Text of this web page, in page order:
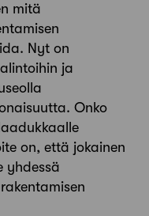
mitä
Nyt on
ja
Onko
on, että jokainen
yhdessä